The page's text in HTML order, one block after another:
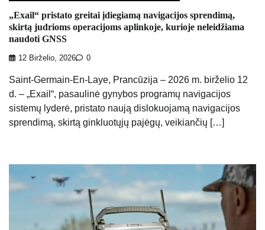
„Exail“ pristato greitai įdiegiamą navigacijos sprendimą,
skirtą judrioms operacijoms aplinkoje, kurioje neleidžiama
naudoti GNSS
12 Birželio, 2026 0
Saint-Germain-En-Laye, Prancūzija – 2026 m. birželio 12
d. – „Exail“, pasaulinė gynybos programų navigacijos
sistemų lyderė, pristato naują dislokuojamą navigacijos
sprendimą, skirtą ginkluotųjų pajėgų, veikiančių […]